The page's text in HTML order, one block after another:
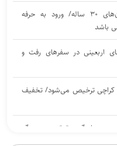
هدررفت سرمایه‌های ملی در ساختمان‌های ۳۰ ساله/ ورود به حرفه
باشد
اربعینی در سفر‌های رفت و
بندر کراچی ترخیص می‌شود/ تخفیف
و روایتگر حقیقت در جنگ